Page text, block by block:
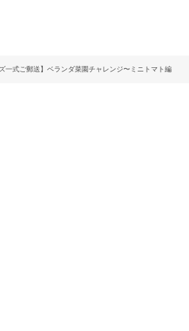
一式ご郵送】ベランダ菜園チャレンジ〜ミニトマト編